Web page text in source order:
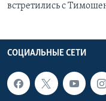
встретились с
СОЦИАЛЬНЫЕ СЕТИ